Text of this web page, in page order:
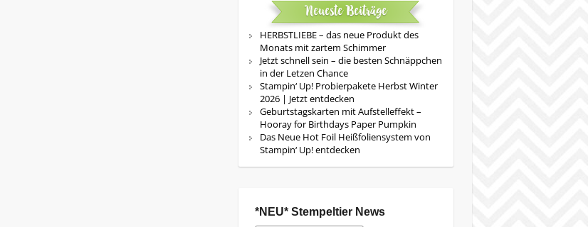
Neueste Beiträge
HERBSTLIEBE – das neue Produkt des
Monats mit zartem Schimmer
Jetzt schnell sein – die besten Schnäppchen
in der Letzen Chance
Stampin‘ Up! Probierpakete Herbst Winter
2026 | Jetzt entdecken
Geburtstagskarten mit Aufstelleffekt –
Hooray for Birthdays Paper Pumpkin
Das Neue Hot Foil Heißfoliensystem von
Stampin‘ Up! entdecken
*NEU* Stempeltier News